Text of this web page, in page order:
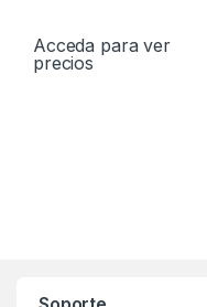
Acceda para ver
precios